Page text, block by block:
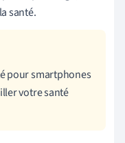
santé.
pour smartphones
votre santé